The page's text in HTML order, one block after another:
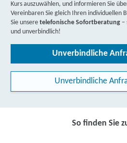
Kurs auszuwählen, und informieren Sie
Vereinbaren Sie gleich Ihren individuellen
Sie unseretelefonische Sofortberatung –
und unverbindlich!
Unverbindliche
Unverbindliche
So finden Sie